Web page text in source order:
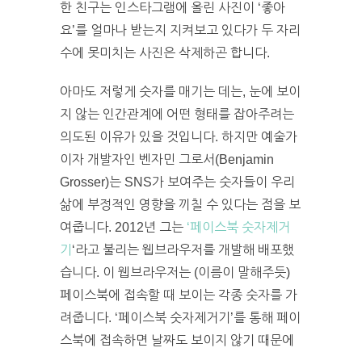
한 친구는 인스타그램에 올린 사진이 ‘좋아
요’를 얼마나 받는지 지켜보고 있다가 두 자리
수에 못미치는 사진은 삭제하곤 합니다.
아마도 저렇게 숫자를 매기는 데는, 눈에 보이
지 않는 인간관계에 어떤 형태를 잡아주려는
의도된 이유가 있을 것입니다. 하지만 예술가
이자 개발자인 벤자민 그로서(Benjamin
Grosser)는 SNS가 보여주는 숫자들이 우리
삶에 부정적인 영향을 끼칠 수 있다는 점을 보
여줍니다. 2012년 그는 ‘페이스북 숫자제거
기 ‘라고 불리는 웹브라우저를 개발해 배포했
습니다. 이 웹브라우저는 (이름이 말해주듯)
페이스북에 접속할 때 보이는 각종 숫자를 가
려줍니다. ‘페이스북 숫자제거기’를 통해 페이
스북에 접속하면 날짜도 보이지 않기 때문에